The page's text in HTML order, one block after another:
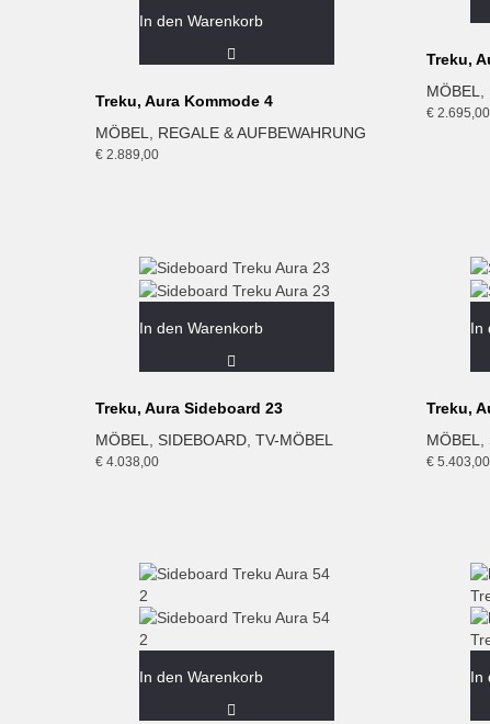
In den Warenkorb
Treku, Aura Kommode 4
MÖBEL
REGALE & AUFBEWAHRUNG
€ 2.889,00
Treku,
MÖBEL,
€ 2.695,00
In den Warenkorb
Treku, Aura Sideboard 23
MÖBEL
SIDEBOARD TV-MÖBEL
€ 4.038,00
In
Treku,
MÖBEL
€ 5.403,00
In den Warenkorb In